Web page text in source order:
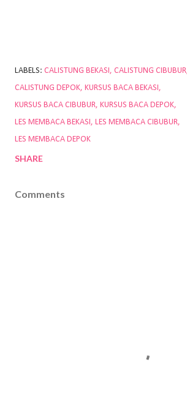
LABELS: CALISTUNG BEKASI
CALISTUNG CIBUBUR
CALISTUNG DEPOK KURSUS BACA BEKASI
KURSUS BACA CIBUBUR KURSUS BACA DEPOK
LES MEMBACA BEKASI
LES MEMBACA CIBUBUR
LES MEMBACA DEPOK
SHARE
Comments